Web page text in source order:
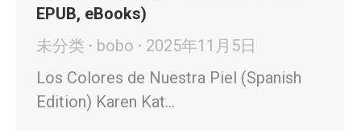
EPUB, eBooks)
未分类
bobo
2025年11月5日
Los Colores de Nuestra Piel (Spanish
Edition) Karen Kat…